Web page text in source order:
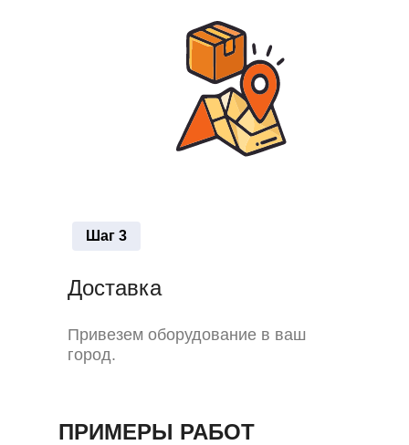
Шаг 3
Привезем оборудование в ваш
город.
Доставка
ПРИМЕРЫ РАБОТ